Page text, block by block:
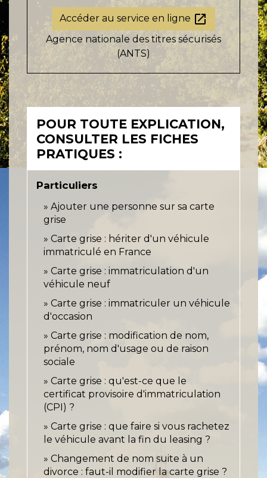
Accéder au service en ligne open_in_new
Agence nationale des titres sécurisés
(ANTS)
POUR TOUTE EXPLICATION,
CONSULTER LES FICHES
PRATIQUES :
Particuliers
Ajouter une personne sur sa carte
grise
Carte grise : hériter d'un véhicule
immatriculé en France
Carte grise : immatriculation d'un
véhicule neuf
Carte grise : immatriculer un véhicule
d'occasion
Carte grise : modification de nom,
prénom, nom d'usage ou de raison
sociale
Carte grise : qu'est-ce que le
certificat provisoire d'immatriculation
(CPI) ?
Carte grise : que faire si vous rachetez
le véhicule avant la fin du leasing ?
Changement de nom suite à un
divorce : faut-il modifier la carte grise ?